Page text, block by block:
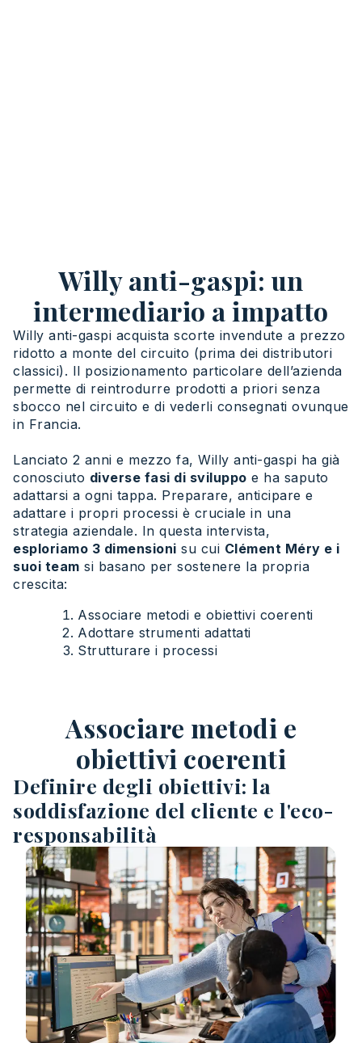
Willy anti-gaspi: un
intermediario a impatto
Willy anti-gaspi acquista scorte invendute a prezzo
ridotto a monte del circuito (prima dei distributori
classici). Il posizionamento particolare dell’azienda
permette di reintrodurre prodotti a priori senza
sbocco nel circuito e di vederli consegnati ovunque
in Francia.
Lanciato 2 anni e mezzo fa, Willy anti-gaspi ha già
conosciuto diverse fasi di sviluppo e ha saputo
adattarsi a ogni tappa. Preparare, anticipare e
adattare i propri processi è cruciale in una
strategia aziendale. In questa intervista,
esploriamo 3 dimensioni su cui Clément Méry e i
suoi team si basano per sostenere la propria
crescita:
Associare metodi e obiettivi coerenti
Adottare strumenti adattati
Strutturare i processi
Associare metodi e
obiettivi coerenti
Definire degli obiettivi: la
soddisfazione del cliente e l'eco-
responsabilità